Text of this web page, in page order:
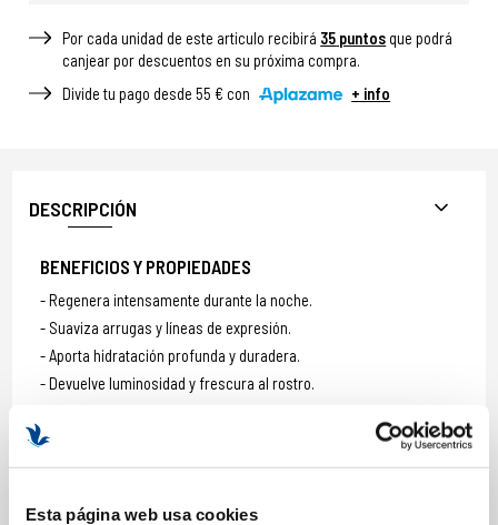
Esta página web usa cookies
Por cada unidad de este articulo recibirá 35 puntos que podrá
canjear por descuentos en su próxima compra.
Divide tu pago desde 55 € con
+ info
DESCRIPCIÓN
BENEFICIOS Y PROPIEDADES
Regenera intensamente durante la noche.
Suaviza arrugas y líneas de expresión.
Aporta hidratación profunda y duradera.
Devuelve luminosidad y frescura al rostro.